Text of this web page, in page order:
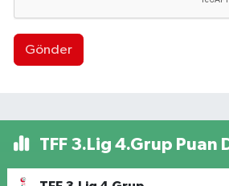
Gönder
TFF 3.Lig 4.Grup Puan